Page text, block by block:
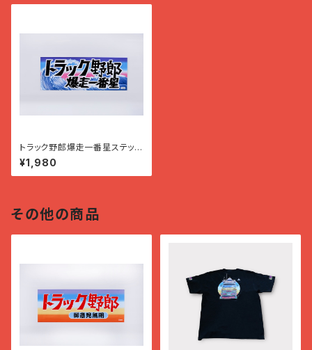
トラック野郎爆走一番星ステッカ
ー
¥1,980
その他の商品